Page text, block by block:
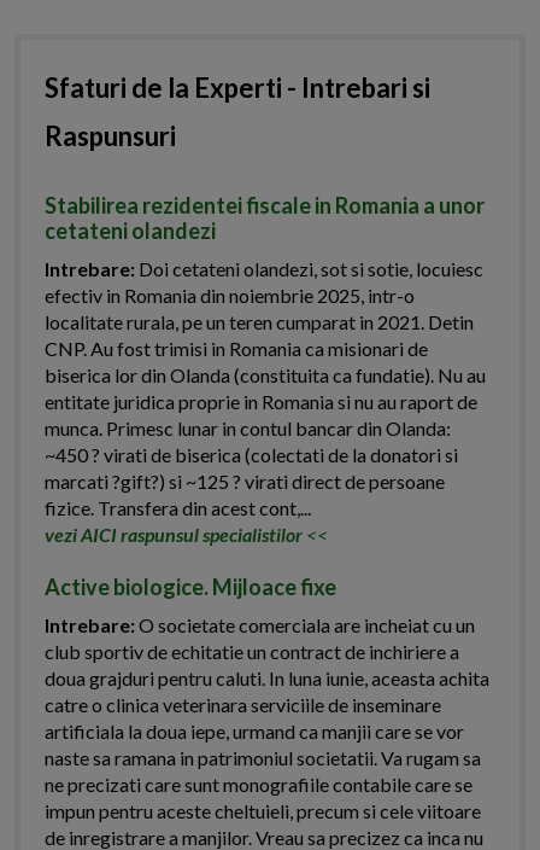
Sfaturi de la Experti - Intrebari si
Raspunsuri
Stabilirea rezidentei fiscale in Romania a unor
cetateni olandezi
Intrebare: Doi cetateni olandezi, sot si sotie, locuiesc
efectiv in Romania din noiembrie 2025, intr-o
localitate rurala, pe un teren cumparat in 2021. Detin
CNP. Au fost trimisi in Romania ca misionari de
biserica lor din Olanda (constituita ca fundatie). Nu au
entitate juridica proprie in Romania si nu au raport de
munca. Primesc lunar in contul bancar din Olanda:
~450 ? virati de biserica (colectati de la donatori si
marcati ?gift?) si ~125 ? virati direct de persoane
fizice. Transfera din acest cont,...
vezi AICI raspunsul specialistilor <<
Active biologice. Mijloace fixe
Intrebare:O societate comerciala are incheiat cu un
club sportiv de echitatie un contract de inchiriere a
doua grajduri pentru caluti. In luna iunie, aceasta achita
catre o clinica veterinara serviciile de inseminare
artificiala la doua iepe, urmand ca manjii care se vor
naste sa ramana in patrimoniul societatii. Va rugam sa
ne precizati care sunt monografiile contabile care se
impun pentru aceste cheltuieli, precum si cele viitoare
de inregistrare a manjilor. Vreau sa precizez ca inca nu